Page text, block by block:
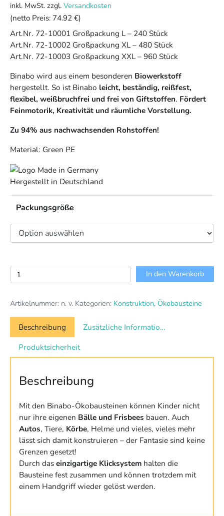
inkl. MwSt. zzgl. Versandkosten
(netto Preis: 74.92 €)
Art.Nr. 72-10001 Großpackung L – 240 Stück
Art.Nr. 72-10002 Großpackung XL – 480 Stück
Art.Nr. 72-10003 Großpackung XXL – 960 Stück
Binabo wird aus einem besonderen Biowerkstoff
hergestellt. So ist Binabo leicht, beständig, reißfest,
flexibel, weißbruchfrei und frei von Giftstoffen. Fördert
Feinmotorik, Kreativität und räumliche Vorstellung.
Zu 94% aus nachwachsenden Rohstoffen!
Material: Green PE
Hergestellt in Deutschland
Packungsgröße
Binabo
-
Menge
In den Warenkorb
Artikelnummer: n. v. Kategorien: Konstruktion, Ökobausteine
Beschreibung
Zusätzliche Informationen
Produktsicherheit
Beschreibung
Mit den Binabo-Ökobausteinen können Kinder nicht
nur ihre eigenen Bälle und Frisbees bauen. Auch
Autos, Tiere, Körbe, Helme und vieles, vieles mehr
lässt sich damit konstruieren – der Fantasie sind keine
Grenzen gesetzt!
Durch daseinzigartige Klicksystem halten die
Bausteine fest zusammen und können trotzdem mit
einem Handgriff wieder gelöst werden.